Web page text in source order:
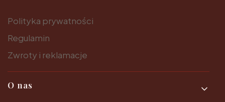
Polityka prywatności
Regulamin
Zwroty i reklamacje
O nas